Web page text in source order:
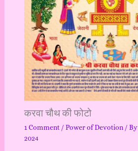
करवा चौथ की फोटो
1 Comment / Power of Devotion/ By
2024